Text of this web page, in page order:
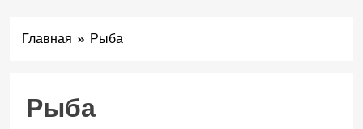
Главная Рыба
Рыба